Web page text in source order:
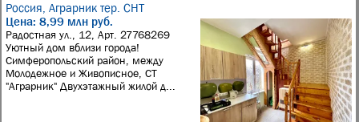
Россия, Аграрник тер. СНТ
Цена: 8,99 млн руб.
Радостная ул., 12, Арт. 27768269
Уютный дом вблизи города!
Симферопольский район, между
Молодежное и Живописное, СТ
"Аграрник" Двухэтажный жилой д...